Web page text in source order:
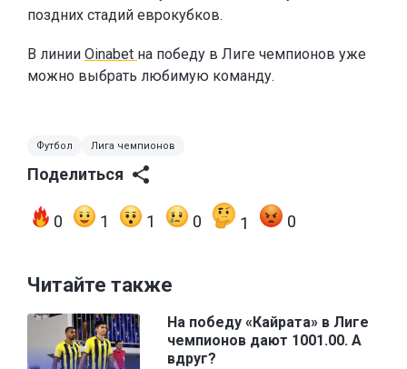
поздних стадий еврокубков.
В линии Oinabet на победу в Лиге чемпионов уже
можно выбрать любимую команду.
Футбол Лига чемпионов
Поделиться
0 1 1 0 1 0
Читайте также
На победу «Кайрата» в Лиге
чемпионов дают 1001.00. А
вдруг?